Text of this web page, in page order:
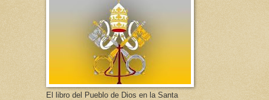
El libro del Pueblo de Dios en la Santa